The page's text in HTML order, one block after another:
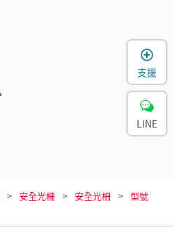
安全光柵 安全光柵
型號
支援
LINE